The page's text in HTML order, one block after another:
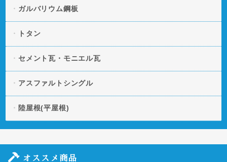
ガルバリウム鋼板
トタン
セメント瓦・モニエル瓦
アスファルトシングル
陸屋根(平屋根)
オススメ商品